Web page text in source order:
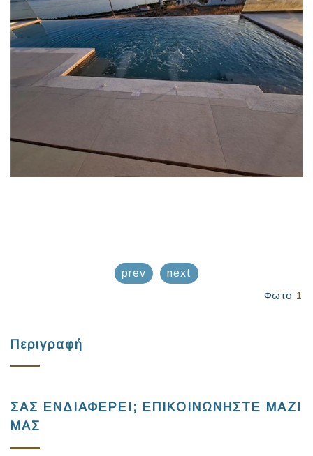
prev
next
Φωτο 1
Περιγραφή
ΣΑΣ ΕΝΔΙΑΦΕΡΕΙ; ΕΠΙΚΟΙΝΩΝΗΣΤΕ ΜΑΖΙ
ΜΑΣ